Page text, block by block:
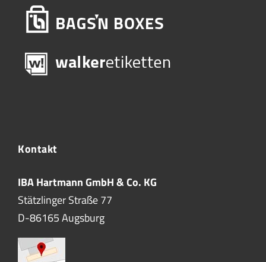
Kontakt
IBA Hartmann GmbH & Co. KG
Stätzlinger Straße 77
D-86165 Augsburg